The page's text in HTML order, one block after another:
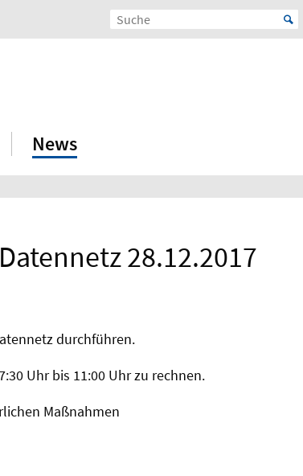
News
28.12.2017
durchführen.
Uhr bis 11:00 Uhr zu rechnen.
Maßnahmen